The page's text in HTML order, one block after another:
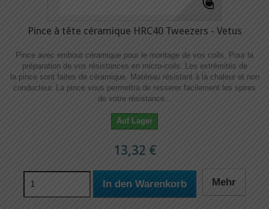
Pince à tête céramique HRC40 Tweezers - Vetus
Pince avec embout céramique pour le montage de vos coils. Pour la
préparation de vos résistances en micro-coils. Les extrémités de
la pince sont faites de céramique. Matériau résistant à la chaleur et non
conducteur. La pince vous permettra de resserer facilement les spires
de votre résistance...
Auf Lager
13,32 €
In den Warenkorb Mehr